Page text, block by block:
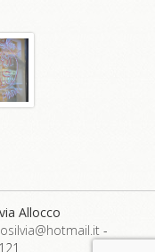
Allocco
-